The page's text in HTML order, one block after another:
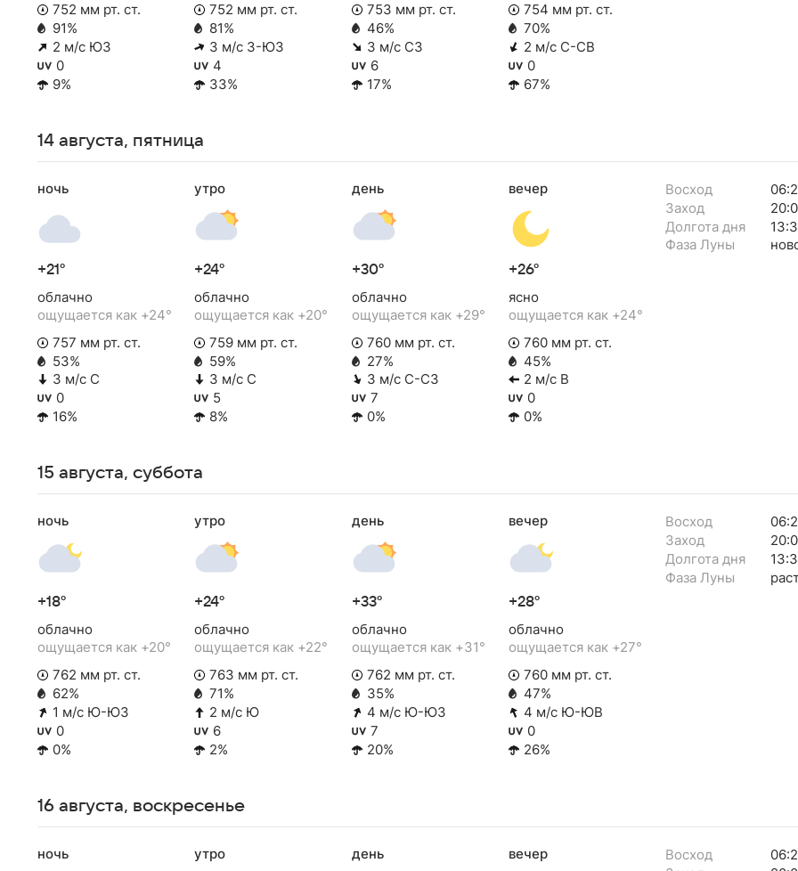
752 мм рт. ст.
91%
2 м/с ЮЗ
0
9%
752 мм рт. ст.
81%
3 м/с З-ЮЗ
4
33%
753 мм рт. ст.
46%
3 м/с СЗ
6
17%
754 мм рт. ст.
70%
2 м/с С-СВ
0
67%
14 августа, пятница
ночь
+21°
облачно
ощущается как +24°
757 мм рт. ст.
53%
3 м/с С
0
16%
утро
+24°
облачно
ощущается как +20°
759 мм рт. ст.
59%
3 м/с С
5
8%
день
+30°
облачно
ощущается как +29°
760 мм рт. ст.
27%
3 м/с С-СЗ
7
0%
вечер
+26°
ясно
ощущается как +24°
760 мм рт. ст.
45%
2 м/с В
0
0%
Восход
Заход
Долгота дня
Фаза Луны
15 августа, суббота
ночь
+18°
облачно
ощущается как +20°
762 мм рт. ст.
62%
1 м/с Ю-ЮЗ
0
0%
утро
+24°
облачно
ощущается как +22°
763 мм рт. ст.
71%
2 м/с Ю
6
2%
день
+33°
облачно
ощущается как +31°
762 мм рт. ст.
35%
4 м/с Ю-ЮЗ
7
20%
вечер
+28°
облачно
ощущается как +27°
760 мм рт. ст.
47%
4 м/с Ю-ЮВ
0
26%
Восход
Заход
Долгота дня
Фаза Луны
16 августа, воскресенье
ночь утро день вечер Восход